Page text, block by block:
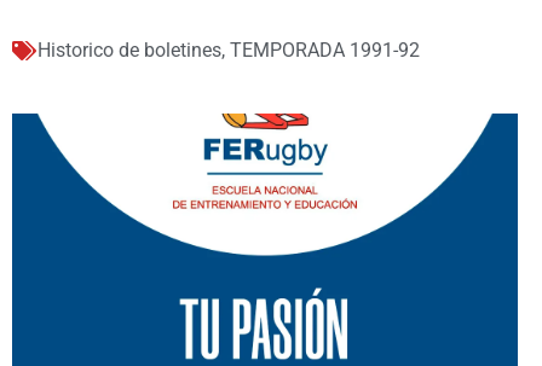
Historico de boletines, TEMPORADA 1991-92